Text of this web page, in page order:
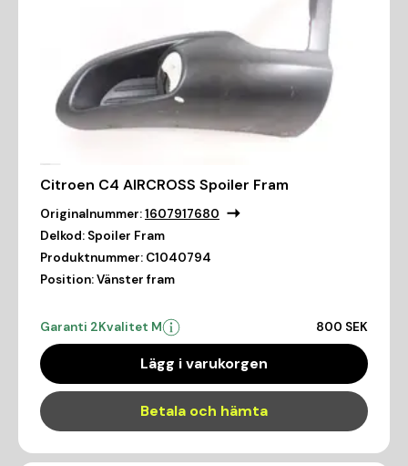
Citroen C4 AIRCROSS Spoiler Fram
Originalnummer:1607917680
Delkod: Spoiler Fram
Produktnummer: C1040794
Position:Vänster fram
Garanti 2Kvalitet M 800 SEK
Lägg i varukorgen
Betala och hämta